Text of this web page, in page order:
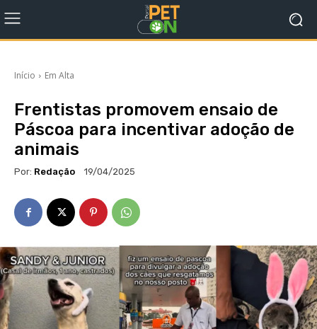
Início Em Alta
Frentistas promovem ensaio de
Páscoa para incentivar adoção de
animais
Por: Redação 19/04/2025